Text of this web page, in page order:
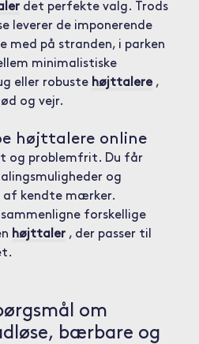
det perfekte valg. Trods
leverer de imponerende
med på stranden, i parken
minimalistiske
eller robuste højttalere,
og vejr.
højttalere online
og problemfrit. Du får
og
af kendte mærker.
forskellige
højttaler, der passer til
om
bærbare og